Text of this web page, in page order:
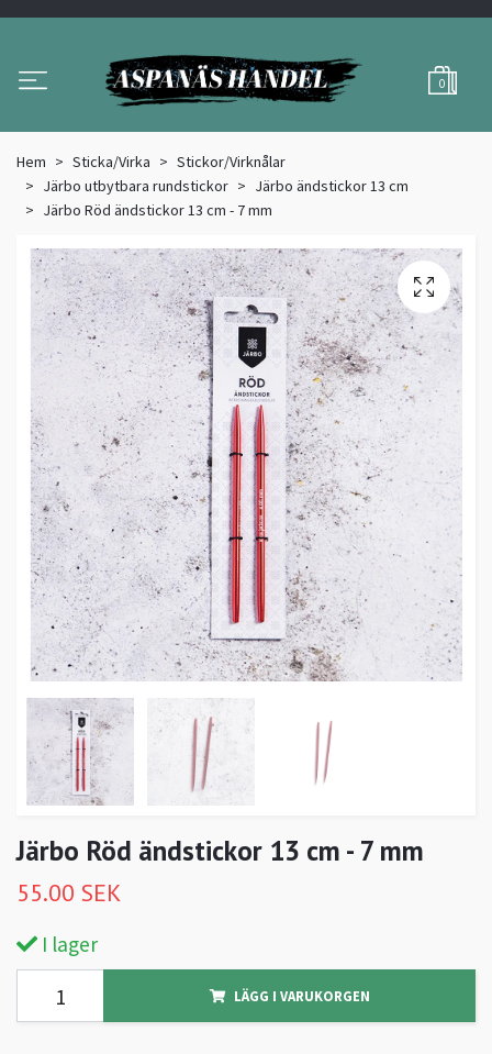
0
Hem Sticka/Virka
Stickor/Virknålar
Järbo utbytbara rundstickor
Järbo ändstickor 13 cm
Järbo Röd ändstickor 13 cm - 7 mm
Järbo Röd ändstickor 13 cm - 7 mm
55.00 SEK
I lager
LÄGG I VARUKORGEN